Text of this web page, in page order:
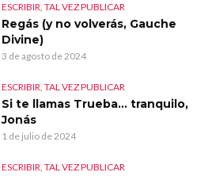
ESCRIBIR, TAL VEZ PUBLICAR
Regás (y no volverás, Gauche
Divine)
3 de agosto de 2024
ESCRIBIR, TAL VEZ PUBLICAR
Si te llamas Trueba… tranquilo,
Jonás
1 de julio de 2024
ESCRIBIR, TAL VEZ PUBLICAR